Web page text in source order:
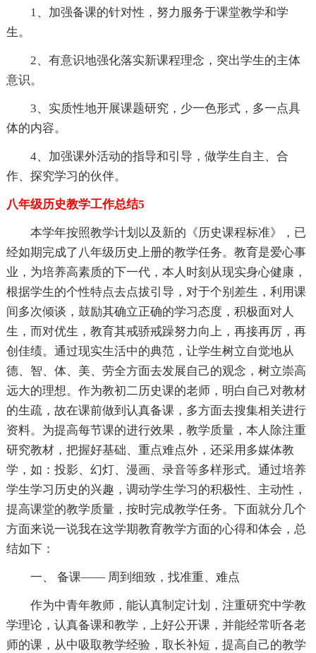
1、加强备课的针对性，努力服务于课堂教学和学
生。
2、有意识地强化落实新课程理念，突出学生的主体
意识。
3、实质性地开展课题研究，少一色形式，多一点具
体的内容。
4、加强课外活动的指导和引导，做学生自主、合
作、探究学习的伙伴。
八年级历史教学工作总结5
本学年按照教学计划以及新的《历史课程标准》，已
经如期完成了八年级历史上册的教学任务。教育是爱心事
业，为培养高素质的下一代，本人时刻从现实身心健康，
根据学生的个性特点去点拔引导，对于个别差生，利用课
间多次倾谈，鼓励其确立正确的学习态度，积极面对人
生，而对优生，教育其戒骄戒躁努力向上，再接再厉，再
创佳绩。通过现实生活中的典范，让学生树立自觉地从
德、智、体、美、劳全方面去发展自己的观念，树立崇高
远大的理想。作为教初二历史课的老师，明白自己对教材
的生疏，故在课前做到认真备课，多方面去搜集相关进行
资料。为提高每节课的进行效果，教学质量，本人除注重
研究教材，把握好基础、重点难点外，还采用多媒体教
学，如：投影、幻灯、漫画、录音等多样形式。通过培养
学生学习历史的兴趣，调动学生学习的积极性、主动性，
提高课堂的教学质量，按时完成教学任务。下面就分几个
方面来说一说我在这学期教育教学方面的心得和体会，总
结如下：
一、 备课—— 周到细致，找准重、难点
作为中青年教师，能认真制定计划，注重研究中学教
学理论，认真备课和教学，上好公开课，并能经常听各老
师的课，从中吸取教学经验，取长补短，提高自己的教学